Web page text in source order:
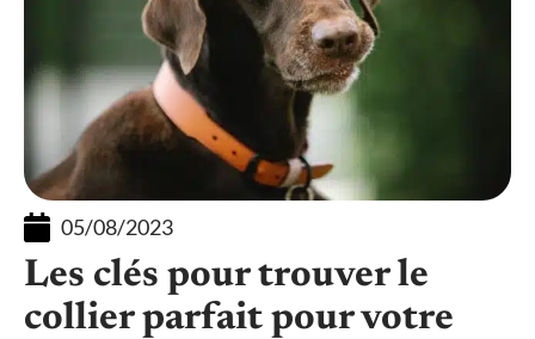
05/08/2023
Les clés pour trouver le
collier parfait pour votre